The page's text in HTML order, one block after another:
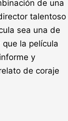
de una
talentoso
sea una de
la película
y
de coraje